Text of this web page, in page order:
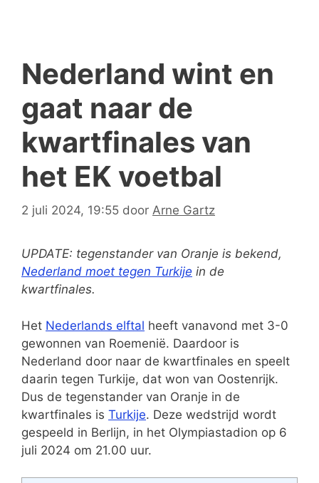
Nederland wint en
gaat naar de
kwartfinales van
het EK voetbal
2 juli 2024, 19:55 door Arne Gartz
UPDATE: tegenstander van Oranje is bekend,
Nederland moet tegen Turkije in de
kwartfinales.
Het Nederlands elftal heeft vanavond met 3-0
gewonnen van Roemenië. Daardoor is
Nederland door naar de kwartfinales en speelt
daarin tegen Turkije, dat won van Oostenrijk.
Dus de tegenstander van Oranje in de
kwartfinales is Turkije. Deze wedstrijd wordt
gespeeld in Berlijn, in het Olympiastadion op 6
juli 2024 om 21.00 uur.